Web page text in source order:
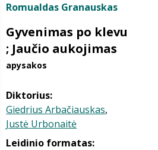
Romualdas Granauskas
Gyvenimas po klevu
; Jaučio aukojimas
apysakos
Diktorius:
Giedrius Arbačiauskas,
Justė Urbonaitė
Leidinio formatas: